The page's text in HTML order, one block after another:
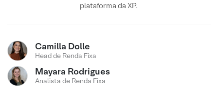
plataforma da XP.
Camilla Dolle
Head de Renda Fixa
Mayara Rodrigues
Analista de Renda Fixa